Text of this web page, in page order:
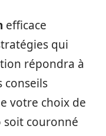
efficace
qui
répondra à
conseils
votre choix de
soit couronné